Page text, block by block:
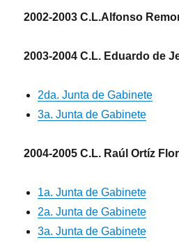
2002-2003 C.L.Alfonso
2003-2004 C.L. Eduardo de
2da. Junta de Gabinete
3a. Junta de Gabinete
2004-2005 C.L. Raúl Ortíz
1a. Junta de Gabinete
2a. Junta de Gabinete
3a. Junta de Gabinete